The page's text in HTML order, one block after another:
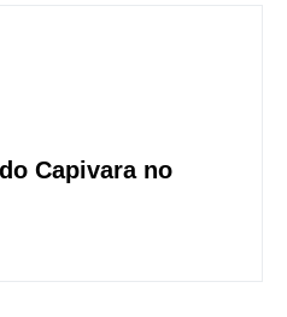
Capivara no